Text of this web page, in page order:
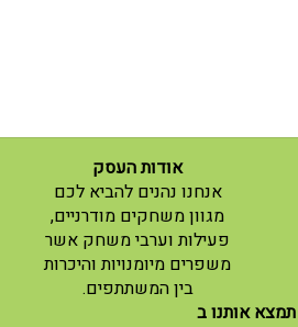
אודות העסק
אנחנו נהנים להביא לכם
מגוון משחקים מודרניים,
פעילות וערבי משחק אשר
משפרים מיומנויות והיכרות
בין המשתתפים.
תמצא אותנו ב